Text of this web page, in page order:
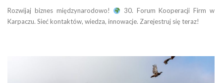
Rozwijaj biznes międzynarodowo!
30. Forum Kooperacji Firm w
Karpaczu. Sieć kontaktów, wiedza, innowacje. Zarejestruj się teraz!